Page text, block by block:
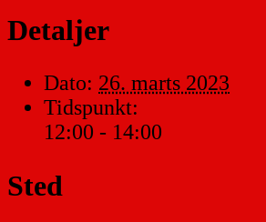
Detaljer
Dato: 26. marts 2023
Tidspunkt:
12:00 - 14:00
Sted